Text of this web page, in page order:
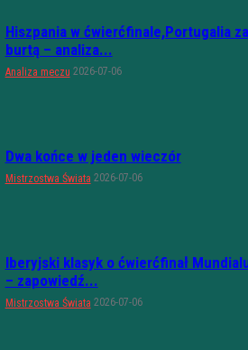
Hiszpania w ćwierćfinale,Portugalia za
burtą – analiza...
Analiza meczu 2026-07-06
Dwa końce w jeden wieczór
Mistrzostwa Świata 2026-07-06
Iberyjski klasyk o ćwierćfinał
– zapowiedź...
Mistrzostwa Świata 2026-07-06